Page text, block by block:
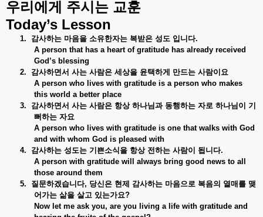
우리에게 주시는 교훈
Today’s Lesson
1. 감사하는 마음을 소유한자는 복받은 성도 입니다.
A person that has a heart of gratitude has already received
God’s blessing
2.
감사하면서 사는 사람은 세상을 윤택하게 만드는 사람이요
A person who lives with gratitude is a person who makes
this world a better place
3.
감사하면서 사는 사람은 항상 하나님과 동행하는 자로 하나님이
기
뻐하는 자요
A person who lives with gratitude is one that walks with God
and with whom God is pleased with
4.
감사하는 성도는 기쁜소식을 항상 전하는 사람이 됩니다.
A person with gratitude will always bring good news to all
those around them
5.
질문하겠습니다, 당신은 현제 감사하는 마음으로 복음의 열매를 맺
어가는 삶을 살고 있는가요?
Now let me ask you, are you living a life with gratitude and